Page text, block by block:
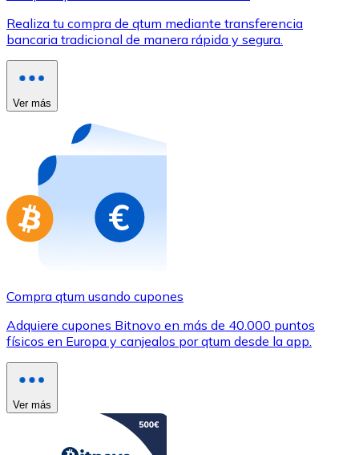
Utiliza tarjetas Visa y Mastercard para comprar
Comprar con tarjeta
Compra tarjetas regalo de tus marcas favoritas con
Ir a la tienda de tarjetas regalo
Realiza tu compra de qtum mediante transferencia
bancaria tradicional de manera rápida y segura.
Ver más
Compra qtum usando cupones
Adquiere cupones Bitnovo en más de 40.000 puntos
físicos en Europa y canjealos por qtum desde la app.
Ver más